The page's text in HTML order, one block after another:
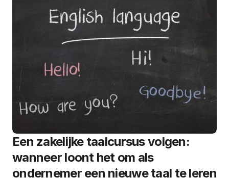
Een zakelijke taalcursus volgen:
wanneer loont het om als
ondernemer een nieuwe taal te leren